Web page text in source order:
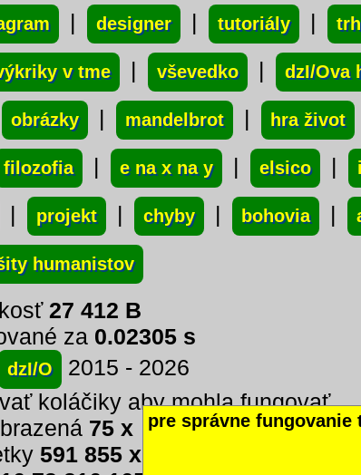
pre správne
| designer | tutoriály |
v tme | vševedko | dzI/Ova
obrázky | mandelbrot | hra život
filozofia | e na x na y | elsico |
| projekt | chyby | bohovia |
humanistov
27 412 B
za 0.02305 s
dzI/O
2015 - 2026
koláčiky aby mohla fungovať...
75 x
591 855 x